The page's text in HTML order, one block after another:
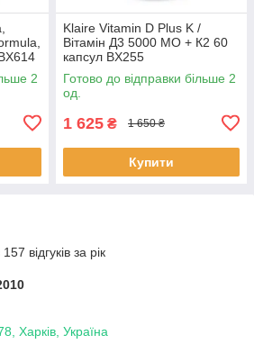
2
Klaire Vitamin D Plus K /
Вітамін Д3 5000 МО + К2 60
капсул BX255
Готово до відправки більше 2
од.
1 625 ₴ 1 650 ₴
Купити
відгуків за рік
Харків, Україна